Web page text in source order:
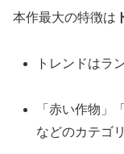
本作最大の特徴は
トレンドはラ
「赤い作物」
などのカテゴ